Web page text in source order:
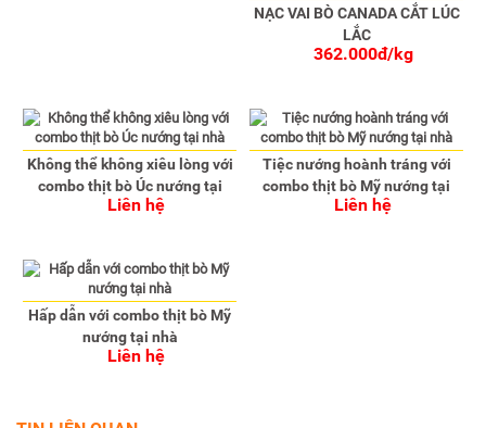
NẠC VAI BÒ CANADA CẮT LÚC
LẮC
362.000đ/kg
Không thể không xiêu lòng với
combo thịt bò Úc nướng tại
nhà
Liên hệ
Tiệc nướng hoành tráng với
combo thịt bò Mỹ nướng tại
nhà
Liên hệ
Hấp dẫn với combo thịt bò Mỹ
nướng tại nhà
Liên hệ